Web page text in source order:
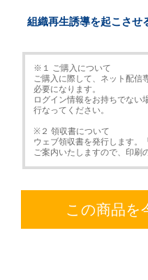
組織再生誘導を起こさせ
※１ ご購入について
ご購入に際して、ネット配信
必要になります。
ログイン情報をお持ちでない
行なってください。
※２ 領収書について
ウェブ領収書を発行します。
ご案内いたしますので、印刷
この商品を